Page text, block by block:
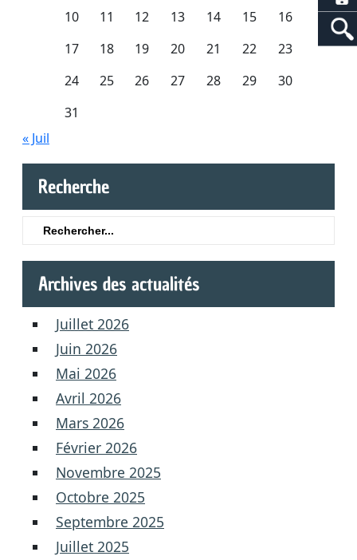
10
11 12 13 14 15
16
17
18 19 20 21 22
23
24
25 26 27 28 29
30
31
« Juil
Recherche
Archives des actualités
Juillet 2026
Juin 2026
Mai 2026
Avril 2026
Mars 2026
Février 2026
Novembre 2025
Octobre 2025
Septembre 2025
Juillet 2025